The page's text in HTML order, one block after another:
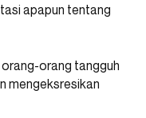
apapun tentang
orang tangguh
mengeksresikan